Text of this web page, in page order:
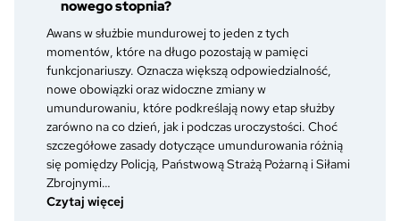
garnizonowa
–
jak
je
rozpoznać
i
czym
się
różnią?
nowego stopnia?
Awans w służbie mundurowej to jeden z tych
momentów, które na długo pozostają w pamięci
funkcjonariuszy. Oznacza większą odpowiedzialność,
nowe obowiązki oraz widoczne zmiany w
umundurowaniu, które podkreślają nowy etap służby
zarówno na co dzień, jak i podczas uroczystości. Choć
szczegółowe zasady dotyczące umundurowania różnią
się pomiędzy Policją, Państwową Strażą Pożarną i Siłami
Zbrojnymi…
Czytaj więcej